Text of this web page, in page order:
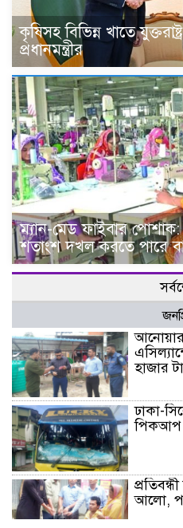
কৃষিসহ বিভিন্ন খাতে
প্রধানমন্ত্রীর
ম্যান-মেড ফাইবার পোশাক:
শতাংশ দখল করতে পারে
হাজার
ঢাকা-
পিকআপ
আলো,